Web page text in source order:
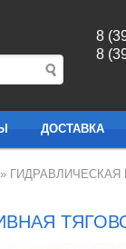
8
8
ДОСТАВКА
»